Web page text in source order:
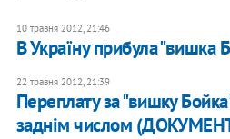
10 травня 2012, 21:46
В Україну прибула "вишка
22 травня 2012, 21:39
Переплату за "вишку
заднім числом